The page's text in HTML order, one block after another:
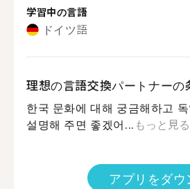
学習中の言語
ドイツ語
理想の言語交換パートナーの
한국 문화에 대해 궁금해하고
설명해 주면 좋겠어... もっと見る
アプリをダ